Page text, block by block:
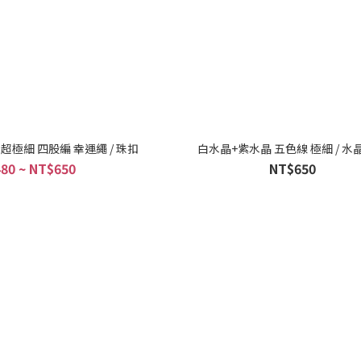
極細 四股編 幸運繩 / 珠扣
~ NT$650
白水晶+紫水晶 五色線 極細 / 水
NT$650